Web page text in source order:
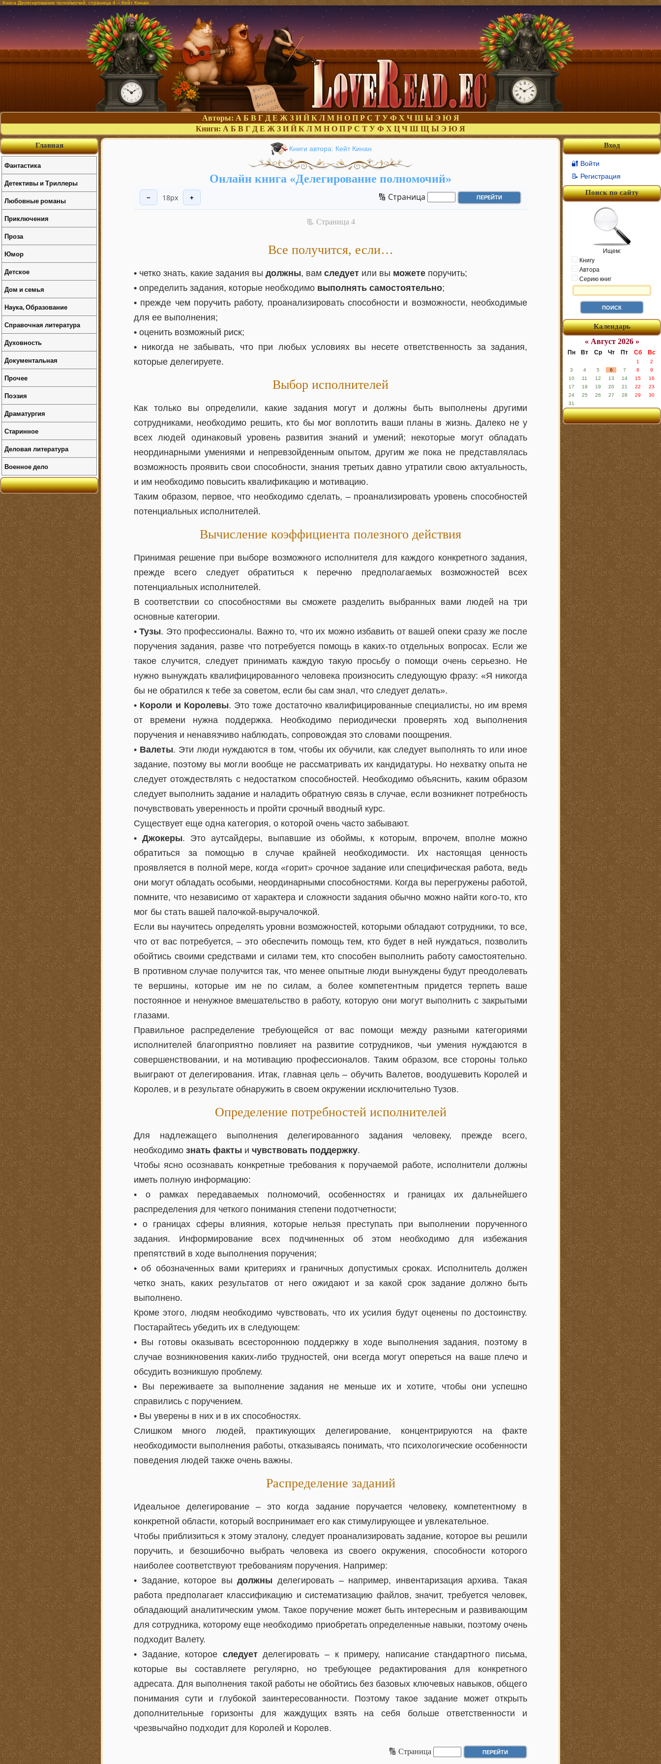
Книга Делегирование полномочий, страница 4 – Кейт Кинан
Авторы: А Б В Г Д Е Ж З И Й К Л М Н О П Р С Т У Ф Х Ч Ш Ы Э Ю Я
Книги: А Б В Г Д Е Ж З И Й К Л М Н О П Р С Т У Ф Х Ц Ч Ш Щ Ы Э Ю Я
Книги автора: Кейт Кинан
Онлайн книга «Делегирование полномочий»
− 18px + 🔢 Страница
📃 Cтраница 4
Все получится, если…
• четко знать, какие задания вы должны, вам следует или вы можете поручить;
• определить задания, которые необходимо выполнять самостоятельно;
• прежде чем поручить работу, проанализировать способности и возможности, необходимые
для ее выполнения;
• оценить возможный риск;
• никогда не забывать, что при любых условиях вы несете ответственность за задания,
которые делегируете.
Выбор исполнителей
Как только вы определили, какие задания могут и должны быть выполнены другими
сотрудниками, необходимо решить, кто бы мог воплотить ваши планы в жизнь. Далеко не у
всех людей одинаковый уровень развития знаний и умений; некоторые могут обладать
неординарными умениями и непревзойденным опытом, другим же пока не представлялась
возможность проявить свои способности, знания третьих давно утратили свою актуальность,
и им необходимо повысить квалификацию и мотивацию.
Таким образом, первое, что необходимо сделать, – проанализировать уровень способностей
потенциальных исполнителей.
Вычисление коэффициента полезного действия
Принимая решение при выборе возможного исполнителя для каждого конкретного задания,
прежде всего следует обратиться к перечню предполагаемых возможностей всех
потенциальных исполнителей.
В соответствии со способностями вы сможете разделить выбранных вами людей на три
основные категории.
•Тузы. Это профессионалы. Важно то, что их можно избавить от вашей опеки сразу же после
поручения задания, разве что потребуется помощь в каких-то отдельных вопросах. Если же
такое случится, следует принимать каждую такую просьбу о помощи очень серьезно. Не
нужно вынуждать квалифицированного человека произносить следующую фразу: «Я никогда
бы не обратился к тебе за советом, если бы сам знал, что следует делать».
• Короли и Королевы. Это тоже достаточно квалифицированные специалисты, но им время
от времени нужна поддержка. Необходимо периодически проверять ход выполнения
поручения и ненавязчиво наблюдать, сопровождая это словами поощрения.
• Валеты. Эти люди нуждаются в том, чтобы их обучили, как следует выполнять то или иное
задание, поэтому вы могли вообще не рассматривать их кандидатуры. Но нехватку опыта не
следует отождествлять с недостатком способностей. Необходимо объяснить, каким образом
следует выполнить задание и наладить обратную связь в случае, если возникнет потребность
почувствовать уверенность и пройти срочный вводный курс.
Существует еще одна категория, о которой очень часто забывают.
• Джокеры. Это аутсайдеры, выпавшие из обоймы, к которым, впрочем, вполне можно
обратиться за помощью в случае крайней необходимости. Их настоящая ценность
проявляется в полной мере, когда «горит» срочное задание или специфическая работа, ведь
они могут обладать особыми, неординарными способностями. Когда вы перегружены работой,
помните, что независимо от характера и сложности задания обычно можно найти кого-то, кто
мог бы стать вашей палочкой-выручалочкой.
Если вы научитесь определять уровни возможностей, которыми обладают сотрудники, то все,
что от вас потребуется, – это обеспечить помощь тем, кто будет в ней нуждаться, позволить
обойтись своими средствами и силами тем, кто способен выполнить работу самостоятельно.
В противном случае получится так, что менее опытные люди вынуждены будут преодолевать
те вершины, которые им не по силам, а более компетентным придется терпеть ваше
постоянное и ненужное вмешательство в работу, которую они могут выполнить с закрытыми
глазами.
Правильное распределение требующейся от вас помощи между разными категориями
исполнителей благоприятно повлияет на развитие сотрудников, чьи умения нуждаются в
совершенствовании, и на мотивацию профессионалов. Таким образом, все стороны только
выиграют от делегирования. Итак, главная цель – обучить Валетов, воодушевить Королей и
Королев, и в результате обнаружить в своем окружении исключительно Тузов.
Определение потребностей исполнителей
Для надлежащего выполнения делегированного задания человеку, прежде всего,
необходимо знать факты и чувствовать поддержку.
Чтобы ясно осознавать конкретные требования к поручаемой работе, исполнители должны
иметь полную информацию:
• о рамках передаваемых полномочий, особенностях и границах их дальнейшего
распределения для четкого понимания степени подотчетности;
• о границах сферы влияния, которые нельзя преступать при выполнении порученного
задания. Информирование всех подчиненных об этом необходимо для избежания
препятствий в ходе выполнения поручения;
• об обозначенных вами критериях и граничных допустимых сроках. Исполнитель должен
четко знать, каких результатов от него ожидают и за какой срок задание должно быть
выполнено.
Кроме этого, людям необходимо чувствовать, что их усилия будут оценены по достоинству.
Постарайтесь убедить их в следующем:
• Вы готовы оказывать всестороннюю поддержку в ходе выполнения задания, поэтому в
случае возникновения каких-либо трудностей, они всегда могут опереться на ваше плечо и
обсудить возникшую проблему.
• Вы переживаете за выполнение задания не меньше их и хотите, чтобы они успешно
справились с поручением.
• Вы уверены в них и в их способностях.
Слишком много людей, практикующих делегирование, концентрируются на факте
необходимости выполнения работы, отказываясь понимать, что психологические особенности
поведения людей также очень важны.
Распределение заданий
Идеальное делегирование – это когда задание поручается человеку, компетентному в
конкретной области, который воспринимает его как стимулирующее и увлекательное.
Чтобы приблизиться к этому эталону, следует проанализировать задание, которое вы решили
поручить, и безошибочно выбрать человека из своего окружения, способности которого
наиболее соответствуют требованиям поручения. Например:
• Задание, которое выдолжны делегировать – например, инвентаризация архива. Такая
работа предполагает классификацию и систематизацию файлов, значит, требуется человек,
обладающий аналитическим умом. Такое поручение может быть интересным и развивающим
для сотрудника, которому еще необходимо приобретать определенные навыки, поэтому очень
подходит Валету.
• Задание, которое следуетделегировать – к примеру, написание стандартного письма,
которые вы составляете регулярно, но требующее редактирования для конкретного
адресата. Для выполнения такой работы не обойтись без базовых ключевых навыков, общего
понимания сути и глубокой заинтересованности. Поэтому такое задание может открыть
дополнительные горизонты для жаждущих взять на себя больше ответственности и
чрезвычайно подходит для Королей и Королев.
🔢 Страница
Вход
🔐 Войти
📝 Регистрация
Поиск по сайту
Ищем:
Книгу
Автора
Серию книг
Календарь
« Август 2026 »
Пн Вт Ср Чт Пт Сб Вс
1
2
3
4 5 6 7 8
9
10
11 12 13 14 15
16
17
18 19 20 21 22
23
24
25 26 27 28 29
30
31
Главная
Фантастика
Детективы и Триллеры
Любовные романы
Приключения
Проза
Юмор
Детское
Дом и семья
Наука, Образование
Справочная литература
Духовность
Документальная
Прочее
Поэзия
Драматургия
Старинное
Деловая литература
Военное дело